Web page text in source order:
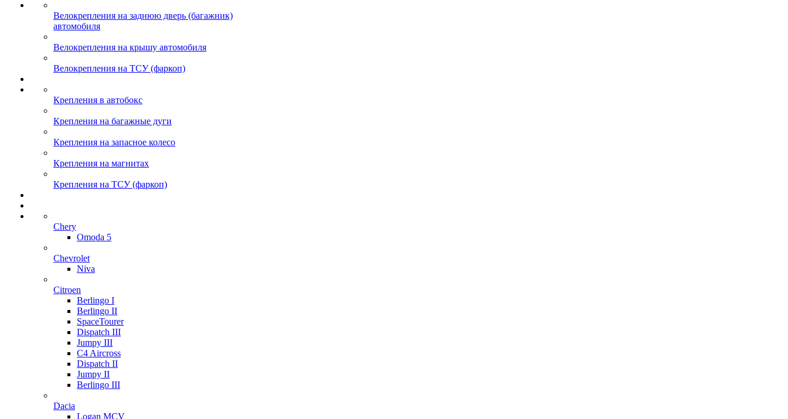
Велокрепления на заднюю дверь (багажник)
автомобиля
Велокрепления на крышу автомобиля
Велокрепления на ТСУ (фаркоп)
Крепления в автобокс
Крепления на багажные дуги
Крепления на запасное колесо
Крепления на магнитах
Крепления на ТСУ (фаркоп)
Chery
Omoda 5
Chevrolet
Niva
Citroen
Berlingo I
Berlingo II
SpaceTourer
Dispatch III
Jumpy III
C4 Aircross
Dispatch II
Jumpy II
Berlingo III
Dacia
Logan MCV